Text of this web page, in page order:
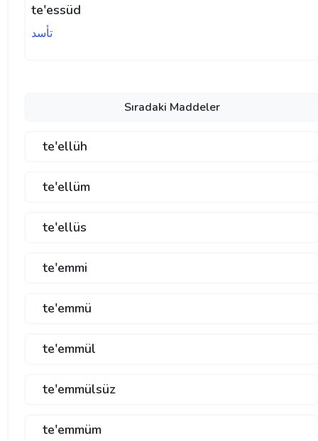
te'essüd
تأسد
Sıradaki Maddeler
te'ellüh
te'ellüm
te'ellüs
te'emmi
te'emmü
te'emmül
te'emmülsüz
te'emmüm